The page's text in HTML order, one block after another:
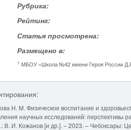
Рубрика:
Рейтинг:
Статья просмотрена:
Размещено в:
1 МБОУ «Школа №42 имени Героя России
Н. М. Физическое воспитание и
научных исследований: перспективы
В. И. Кожанов [и др.]. – 2023. – Чебоксары: